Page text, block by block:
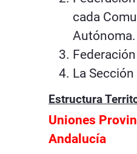
cada
Autónoma.
La
Estructura
Uniones
Andalucía